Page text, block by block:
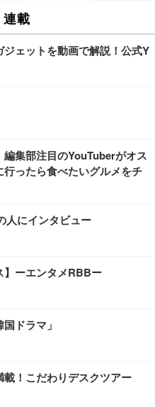
連載
ジェットを動画で解説！公式Y
編集部注目のYouTuberがオス
ったら食べたいグルメをチ
人にインタビュー
】ーエンタメRBBー
ドラマ」
！こだわりデスクツアー